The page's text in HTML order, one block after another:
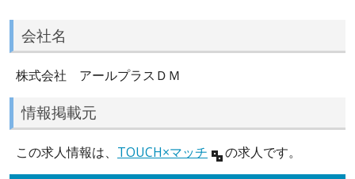
会社名
株式会社 アールプラスＤＭ
情報掲載元
この求人情報は、 TOUCH×マッチ の求人です。